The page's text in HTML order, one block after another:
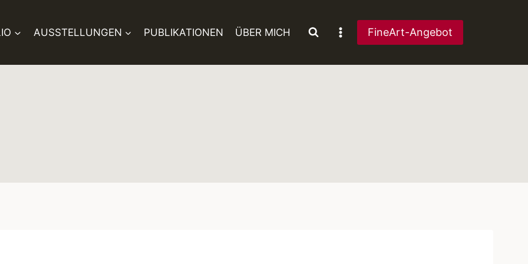
AUSSTELLUNGEN PUBLIKATIONEN ÜBER MICH FineArt-Angebot